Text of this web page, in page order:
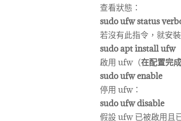
查看狀態：
sudo ufw status
若沒有此指令，就安裝
sudo apt install ufw
啟用 ufw（在配置完
sudo ufw enable
停用 ufw：
sudo ufw disable
假設 ufw 已被啟用且